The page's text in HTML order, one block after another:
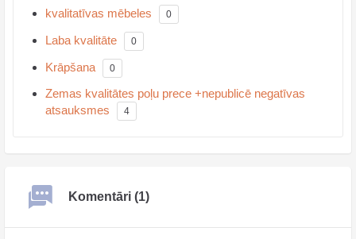
kvalitatīvas mēbeles 0
Laba kvalitāte 0
Krāpšana 0
Zemas kvalitātes poļu prece +nepublicē negatīvas
atsauksmes
4
Komentāri (1)